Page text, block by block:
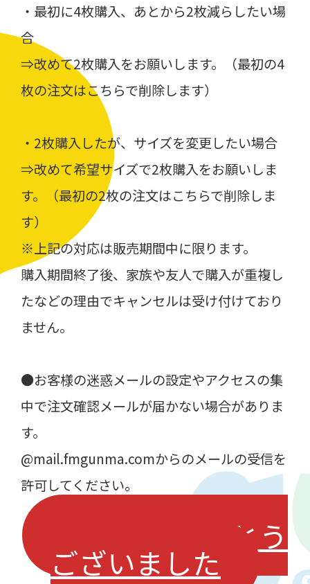
・最初に4枚購入、あとから2枚減らしたい場
合
⇒改めて2枚購入をお願いします。（最初の4
枚の注文はこちらで削除します）
・2枚購入したが、サイズを変更したい場合
⇒改めて希望サイズで2枚購入をお願いしま
す。（最初の2枚の注文はこちらで削除しま
す）
※上記の対応は販売期間中に限ります。
購入期間終了後、家族や友人で購入が重複し
たなどの理由でキャンセルは受け付けており
ません。
●お客様の迷惑メールの設定やアクセスの集
中で注文確認メールが届かない場合がありま
す。
@mail.fmgunma.comからのメールの受信を
許可してください。
ご注文ありがとう
ございました